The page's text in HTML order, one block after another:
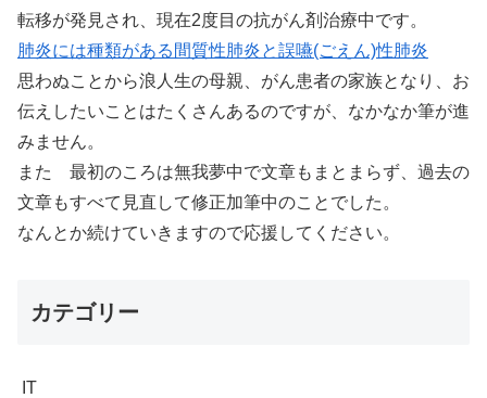
転移が発見され、現在2度目の抗がん剤治療中です。
肺炎には種類がある間質性肺炎と誤嚥(ごえん)性肺炎
思わぬことから浪人生の母親、がん患者の家族となり、お
伝えしたいことはたくさんあるのですが、なかなか筆が進
みません。
また 最初のころは無我夢中で文章もまとまらず、過去の
文章もすべて見直して修正加筆中のことでした。
なんとか続けていきますので応援してください。
カテゴリー
IT